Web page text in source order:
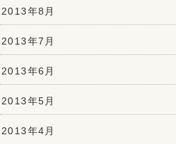
2013年8月
2013年7月
2013年6月
2013年5月
2013年4月